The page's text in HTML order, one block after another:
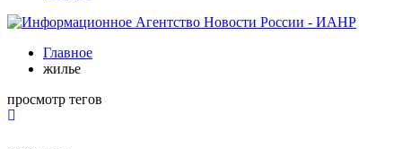
Главное
жилье
просмотр тегов